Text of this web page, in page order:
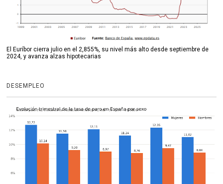
El Euríbor cierra julio en el 2,855%, su nivel más alto desde septiembre de
2024, y avanza alzas hipotecarias
DESEMPLEO